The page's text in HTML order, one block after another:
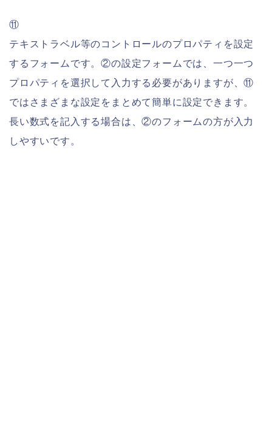
⑪
テキストラベル等のコントロールのプロパティを設定
するフォームです。②の設定フォームでは、一つ一つ
プロパティを選択して入力する必要がありますが、⑪
ではさまざまな設定をまとめて簡単に設定できます。
長い数式を記入する場合は、②のフォームの方が入力
しやすいです。